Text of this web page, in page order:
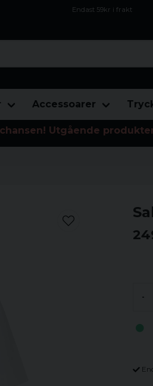
Endast 59kr i frakt
Accessoarer
Utgående
-